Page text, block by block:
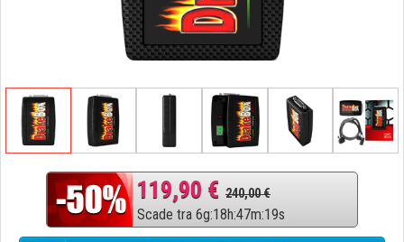
119,90 € 240,00 €
Scade tra 6g:18h:47m:18s